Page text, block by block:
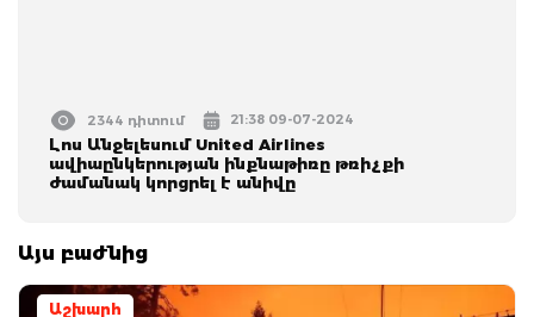
2344 դիտում 21:38 09-07-2024
Լոս Անջելեսում United Airlines
ավիաընկերության ինքնաթիռը թռիչքի
ժամանակ կորցրել է անիվը
Այս բաժնից
Աշխարհ